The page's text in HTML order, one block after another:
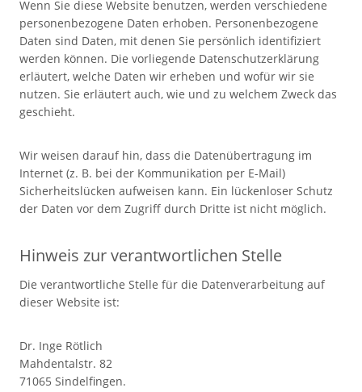
Wenn Sie diese Website benutzen, werden verschiedene
personenbezogene Daten erhoben. Personenbezogene
Daten sind Daten, mit denen Sie persönlich identifiziert
werden können. Die vorliegende Datenschutzerklärung
erläutert, welche Daten wir erheben und wofür wir sie
nutzen. Sie erläutert auch, wie und zu welchem Zweck das
geschieht.
Wir weisen darauf hin, dass die Datenübertragung im
Internet (z. B. bei der Kommunikation per E-Mail)
Sicherheitslücken aufweisen kann. Ein lückenloser Schutz
der Daten vor dem Zugriff durch Dritte ist nicht möglich.
Hinweis zur verantwortlichen Stelle
Die verantwortliche Stelle für die Datenverarbeitung auf
dieser Website ist:
Dr. Inge Rötlich
Mahdentalstr. 82
71065 Sindelfingen.